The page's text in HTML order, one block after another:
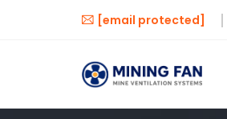
[email protected]